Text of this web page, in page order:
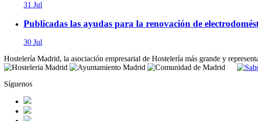
31 Jul
Publicadas las ayudas para la renovación de
30 Jul
Hostelería Madrid, la asociación empresarial de Hostelería más grande y
Síguenos